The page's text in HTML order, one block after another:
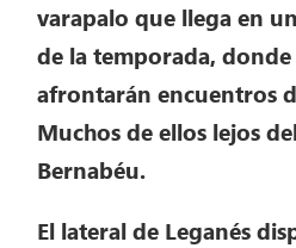
varapalo que llega en
de la temporada,
afrontarán encuentros
Muchos de ellos lejos
Bernabéu.
El lateral de Leganés